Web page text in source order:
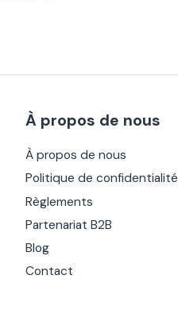
À propos de nous
À propos de nous
Politique de confidentialité
Règlements
Partenariat B2B
Blog
Contact